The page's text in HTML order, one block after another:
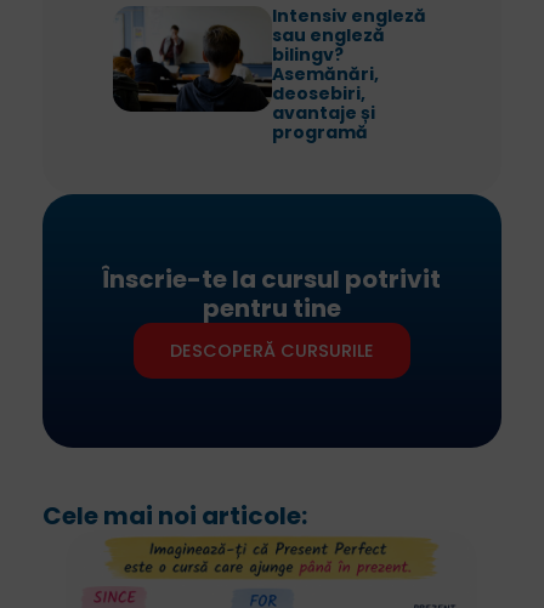
Intensiv engleză
sau engleză
bilingv?
Asemănări,
deosebiri,
avantaje și
programă
Înscrie-te la cursul potrivit
pentru tine
DESCOPERĂ CURSURILE
Cele mai noi articole: